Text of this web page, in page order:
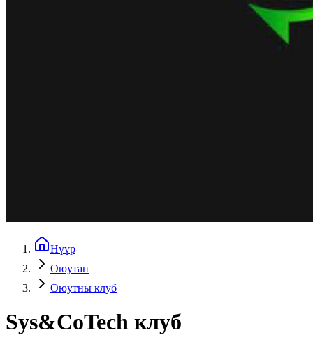
Нүүр
Оюутан
Оюутны клуб
Sys&CoTech клуб